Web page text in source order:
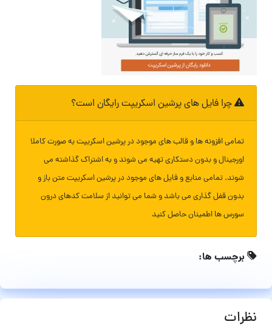
چرا فایل های پرشین اسکریپت رایگان است؟
تمامی افزونه ها و قالب های موجود در پرشین اسکریپت به صورت کاملا
اورجینال و بدون دستکاری تهیه می شوند و به اشتراک گذاشته می
شوند. تمامی منابع و فایل های موجود در پرشین اسکریپت متن باز و
بدون قفل گذاری می باشد و شما می توانید از سلامت کدهای درون
سورس ها اطمینان حاصل کنید
برچسب ها:
نظرات